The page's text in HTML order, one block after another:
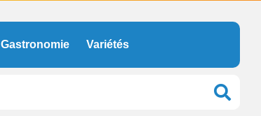
Gastronomie Variétés